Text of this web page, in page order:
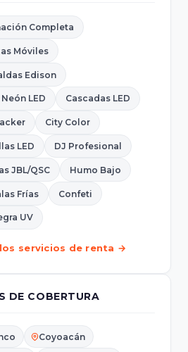
Completa
Móviles
Edison
LED Cascadas LED
City Color
LED DJ Profesional
JBL/QSC Humo Bajo
Frías Confeti
UV
servicios de renta →
DE COBERTURA
Coyoacán